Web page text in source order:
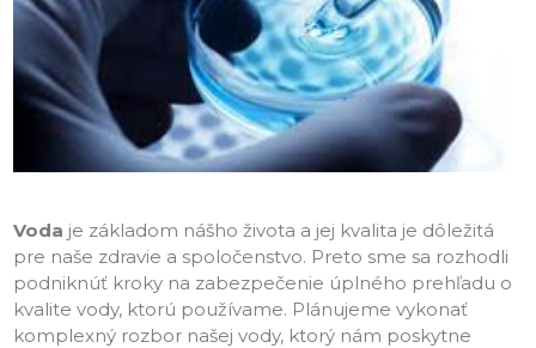
Voda je základom nášho života a jej kvalita je dôležitá
pre naše zdravie a spoločenstvo. Preto sme sa rozhodli
podniknúť kroky na zabezpečenie úplného prehľadu o
kvalite vody, ktorú používame. Plánujeme vykonať
komplexný rozbor našej vody, ktorý nám poskytne